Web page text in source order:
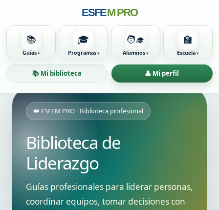
ESFEM PRO
📚
Guías
🎓
Programas
🧑‍🎓
Alumnos
🏫
Escuela
📚 Mi biblioteca 👤 Mi perfil
👑 ESFEM PRO · Biblioteca profesional
Biblioteca de
Liderazgo
Guías profesionales para liderar personas,
coordinar equipos, tomar decisiones con